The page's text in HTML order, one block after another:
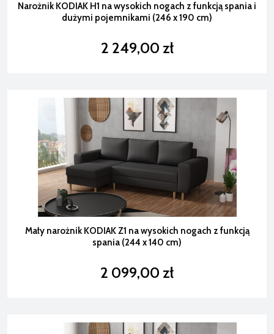
Narożnik KODIAK H1 na wysokich nogach z funkcją spania i
dużymi pojemnikami (246 x 190 cm)
2 249,00 zł
Mały narożnik KODIAK Z1 na wysokich nogach z funkcją
spania (244 x 140 cm)
2 099,00 zł